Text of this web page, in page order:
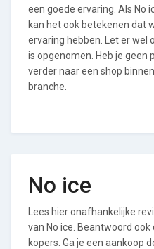
een goede ervaring. Als No
kan het ook betekenen dat
ervaring hebben. Let er wel
is opgenomen. Heb je geen
verder naar een shop
branche.
No ice
Lees hier onafhankelijke
van No ice. Beantwoord
kopers. Ga je een aankoop